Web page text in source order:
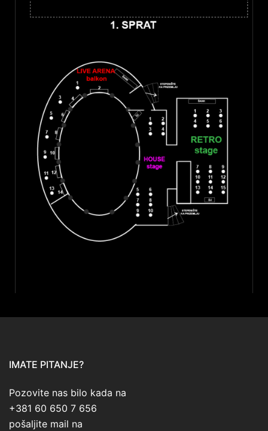
IMATE PITANJE?
Pozovite nas bilo kada na
+381 60 650 7 656
pošaljite mail na